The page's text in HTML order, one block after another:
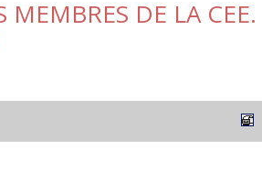
DE LA CEE.